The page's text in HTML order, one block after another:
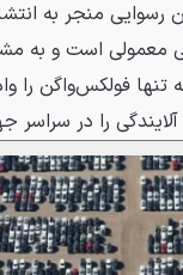
بنزینی معمولی است
فولکس‌واگن را
آلایندگی را در